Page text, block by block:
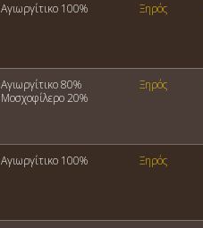
Αγιωργίτικο 100% Ξηρός
Αγιωργίτικο 80%
Μοσχοφίλερο 20%
Ξηρός
Αγιωργίτικο 100% Ξηρός